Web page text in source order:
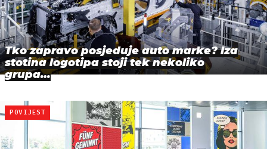
Tko zapravo posjeduje auto marke? Iza
stotina logotipa stoji tek nekoliko
grupa…
POVIJEST